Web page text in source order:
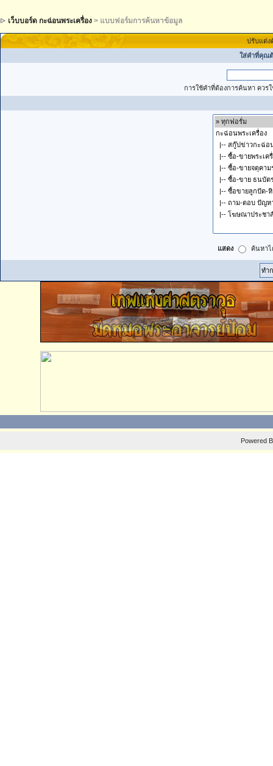
เว็บบอร์ด กะฉ่อนพระเครื่อง > แบบฟอร์มการค้นหาข้อมูล
ปรับแต่ง
ใส่คำที่คุณ
การใช้คำที่ต้องการค้นหา ควร
แสดง ค้นหาไ
Powered